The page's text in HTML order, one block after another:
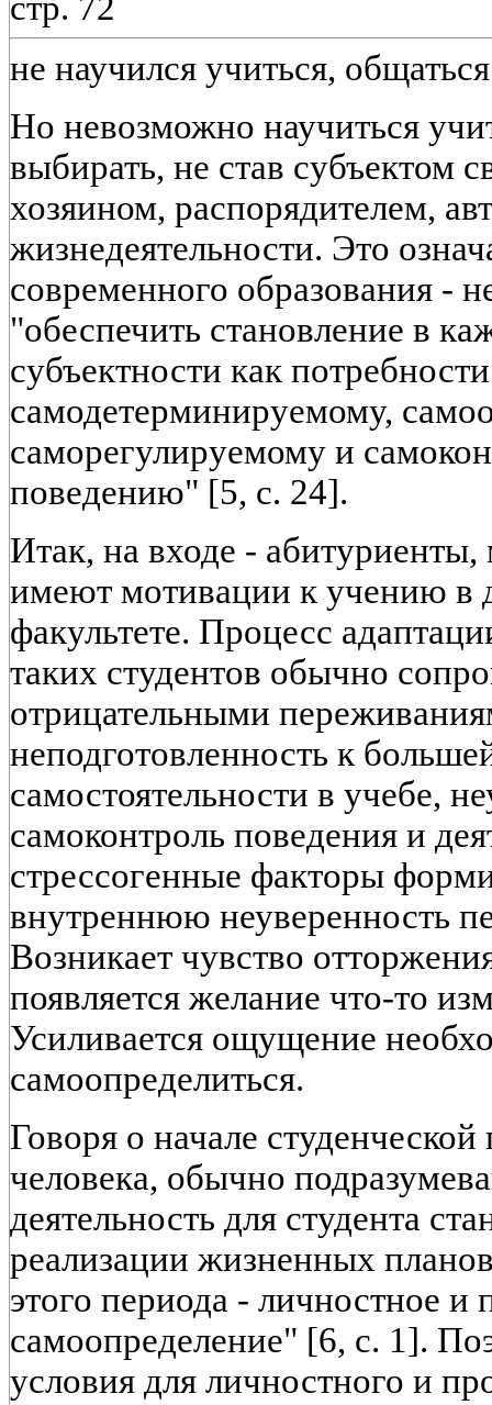
не научился учиться,
Но невозможно научиться
выбирать, не став субъектом
хозяином, распорядителем,
жизнедеятельности. Это
современного образования -
"обеспечить становление в
субъектности как
самодетерминируемому,
саморегулируемому и
поведению" [5, с. 24].
Итак, на входе -
имеют мотивации к учению в
факультете. Процесс
таких студентов обычно
отрицательными
неподготовленность к
самостоятельности в учебе,
самоконтроль поведения и
стрессогенные факторы
внутреннюю неуверенность
Возникает чувство
появляется желание что-то
Усиливается ощущение
самоопределиться.
Говоря о начале
человека, обычно
деятельность для студента
реализации жизненных
этого периода - личностное и
самоопределение" [6, с. 1].
условия для личностного и